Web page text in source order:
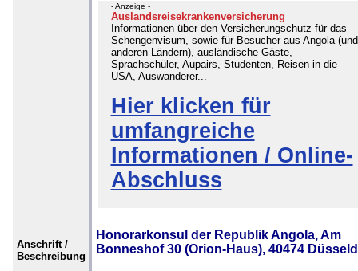
- Anzeige -
Auslandsreisekrankenversicherung
Informationen über den Versicherungschutz für das
Schengenvisum, sowie für Besucher aus Angola (und
anderen Ländern), ausländische Gäste,
Sprachschüler, Aupairs, Studenten, Reisen in die
USA, Auswanderer...
Hier klicken für
umfangreiche
Informationen / Online-
Abschluss
Anschrift /
Beschreibung
Honorarkonsul der Republik Angola, Am
Bonneshof 30 (Orion-Haus), 40474